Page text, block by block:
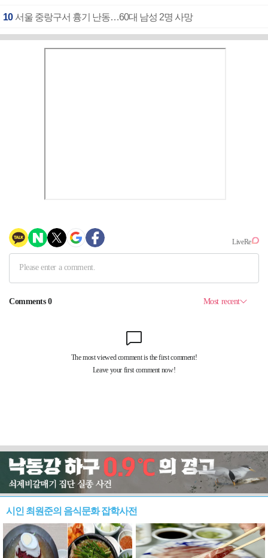
10 서울 중랑구서 흉기 난동…60대 남성 2명 사망
시인 최원준의 음식문화 잡학사전